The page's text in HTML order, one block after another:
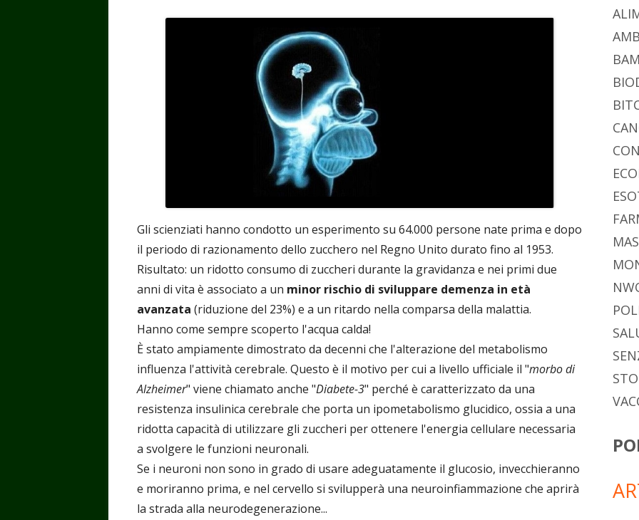
Gli scienziati hanno condotto un esperimento su 64.000 persone nate prima e dopo
il periodo di razionamento dello zucchero nel Regno Unito durato fino al 1953.
Risultato: un ridotto consumo di zuccheri durante la gravidanza e nei primi due
anni di vita è associato a un minor rischio di sviluppare demenza in età
avanzata (riduzione del 23%) e a un ritardo nella comparsa della malattia.
Hanno come sempre scoperto l'acqua calda!
È stato ampiamente dimostrato da decenni che l'alterazione del metabolismo
influenza l'attività cerebrale. Questo è il motivo per cui a livello ufficiale il "morbo di
Alzheimer" viene chiamato anche "Diabete-3" perché è caratterizzato da una
resistenza insulinica cerebrale che porta un ipometabolismo glucidico, ossia a una
ridotta capacità di utilizzare gli zuccheri per ottenere l'energia cellulare necessaria
a svolgere le funzioni neuronali.
Se i neuroni non sono in grado di usare adeguatamente il glucosio, invecchieranno
e moriranno prima, e nel cervello si svilupperà una neuroinfiammazione che aprirà
la strada alla neurodegenerazione...